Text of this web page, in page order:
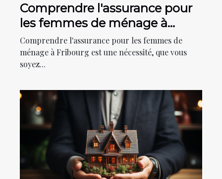
Comprendre l'assurance pour
les femmes de ménage à
Fribourg
Comprendre l'assurance pour les femmes de
ménage à Fribourg est une nécessité, que vous
soyez...